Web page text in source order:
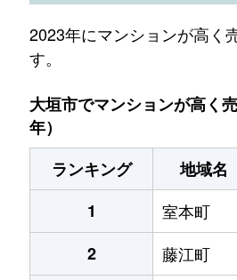
2023年にマンションが高く
す。
大垣市でマンションが高く
年）
ランキング
地域名
1
室本町
2
藤江町